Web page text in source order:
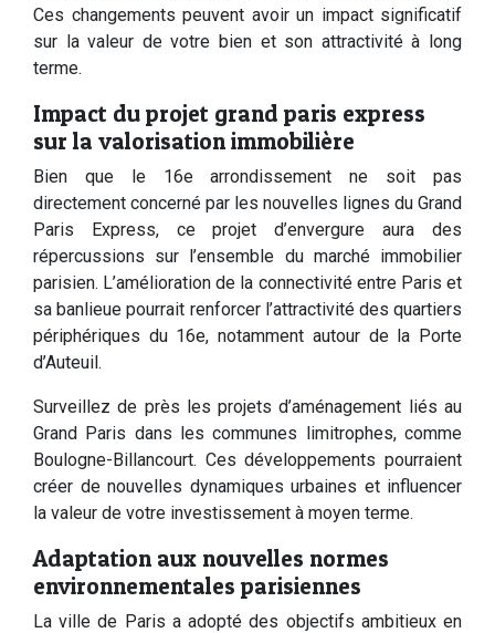
Ces changements peuvent avoir un impact significatif
sur la valeur de votre bien et son attractivité à long
terme.
Impact du projet grand paris express
sur la valorisation immobilière
Bien que le 16e arrondissement ne soit pas
directement concerné par les nouvelles lignes du Grand
Paris Express, ce projet d’envergure aura des
répercussions sur l’ensemble du marché immobilier
parisien. L’amélioration de la connectivité entre Paris et
sa banlieue pourrait renforcer l’attractivité des quartiers
périphériques du 16e, notamment autour de la Porte
d’Auteuil.
Surveillez de près les projets d’aménagement liés au
Grand Paris dans les communes limitrophes, comme
Boulogne-Billancourt. Ces développements pourraient
créer de nouvelles dynamiques urbaines et influencer
la valeur de votre investissement à moyen terme.
Adaptation aux nouvelles normes
environnementales parisiennes
La ville de Paris a adopté des objectifs ambitieux en